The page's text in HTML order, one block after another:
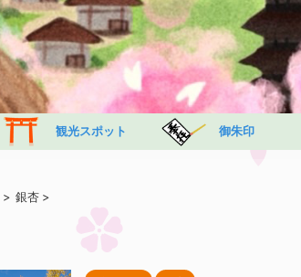
観光スポット 御朱印
> 銀杏 >